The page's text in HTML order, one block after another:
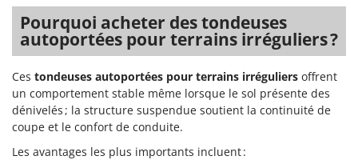
Simatech
Sirman
Skil
Smartwood
Smeg
Snapper
Solidur
Pourquoi acheter des tondeuses
autoportées pour terrains irréguliers ?
Ces tondeuses autoportées pour terrains irréguliers offrent
un comportement stable même lorsque le sol présente des
dénivelés ; la structure suspendue soutient la continuité de
coupe et le confort de conduite.
Les avantages les plus importants incluent :